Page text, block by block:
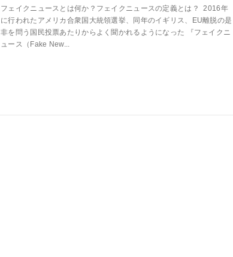
フェイクニュースとは何か？フェイクニュースの定義とは？ 2016年
に行われたアメリカ合衆国大統領選挙、同年のイギリス、EU離脱の是
非を問う国民投票あたりからよく聞かれるようになった 『フェイクニ
ュース（Fake New...